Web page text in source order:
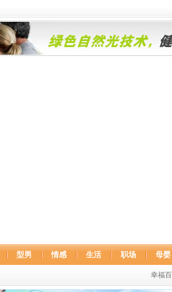
型男 情感 生活 职场 母婴
幸福